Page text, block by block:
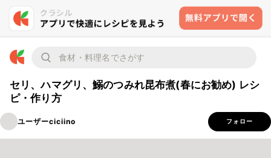
セリ、ハマグリ、鰯のつみれ昆布煮(春にお勧め) レシ
ピ・作り方
ユーザーciciino フォロー